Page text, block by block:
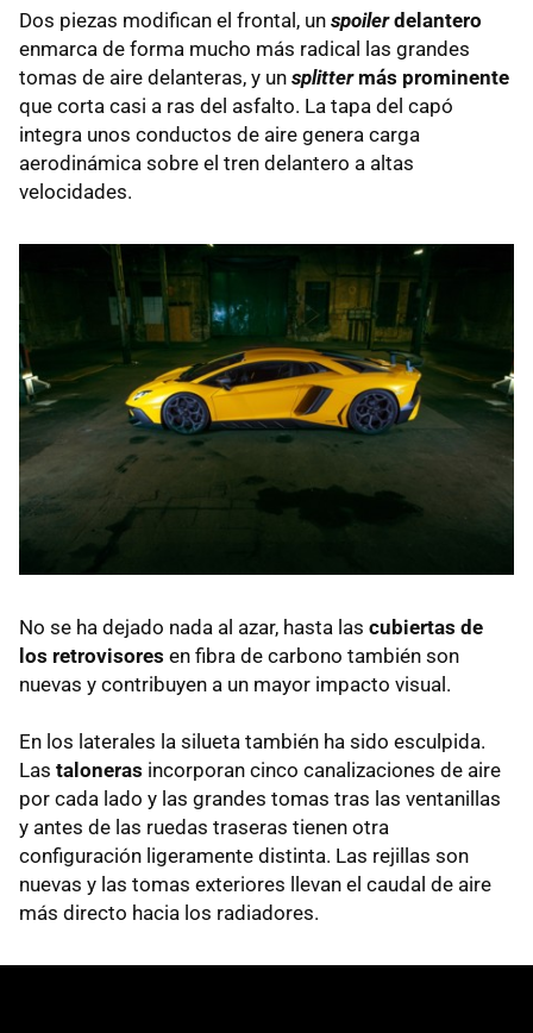
Dos piezas modifican el frontal, un spoilerdelantero
enmarca de forma mucho más radical las grandes
tomas de aire delanteras, y un splittermás prominente
que corta casi a ras del asfalto. La tapa del capó
integra unos conductos de aire genera carga
aerodinámica sobre el tren delantero a altas
velocidades.
No se ha dejado nada al azar, hasta las cubiertas de
los retrovisores en fibra de carbono también son
nuevas y contribuyen a un mayor impacto visual.
En los laterales la silueta también ha sido esculpida.
Las taloneras incorporan cinco canalizaciones de aire
por cada lado y las grandes tomas tras las ventanillas
y antes de las ruedas traseras tienen otra
configuración ligeramente distinta. Las rejillas son
nuevas y las tomas exteriores llevan el caudal de aire
más directo hacia los radiadores.